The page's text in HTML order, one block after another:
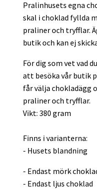
Pralinhusets egna
skal i choklad fyllda
praliner och tryfflar.
butik och kan ej
För dig som vet vad
att besöka vår butik
får välja chokladägg
praliner och tryfflar.
Vikt: 380 gram
Finns i varianterna:
- Husets blandning
- Endast mörk
- Endast ljus choklad